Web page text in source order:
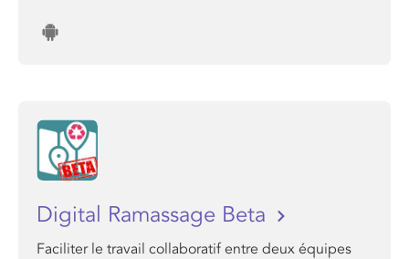
Digital Ramassage Beta
Faciliter le travail collaboratif entre deux équipes